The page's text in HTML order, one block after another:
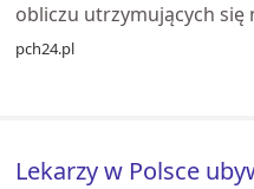
obliczu utrzymujących się
pch24.pl
Lekarzy w Polsce